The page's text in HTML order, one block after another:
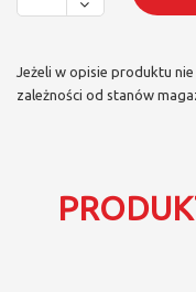
Jeżeli w opisie produktu
zależności od stanów